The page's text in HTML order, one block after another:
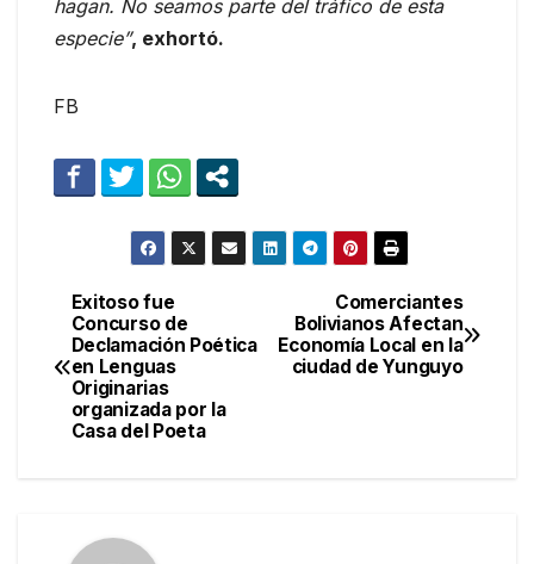
hagan. No seamos parte del tráfico de esta
especie”, exhortó.
FB
Navegación
de
entradas
Comerciantes
Bolivianos Afectan
Economía Local en la
ciudad de Yunguyo
Exitoso fue
Concurso de
Declamación Poética
en Lenguas
Originarias
organizada por la
Casa del Poeta